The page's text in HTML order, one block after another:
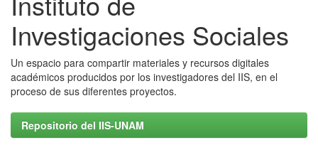
Investigaciones Sociales
Un espacio para compartir materiales y recursos digitales
académicos producidos por los investigadores del IIS, en el
proceso de sus diferentes proyectos.
Repositorio del IIS-UNAM